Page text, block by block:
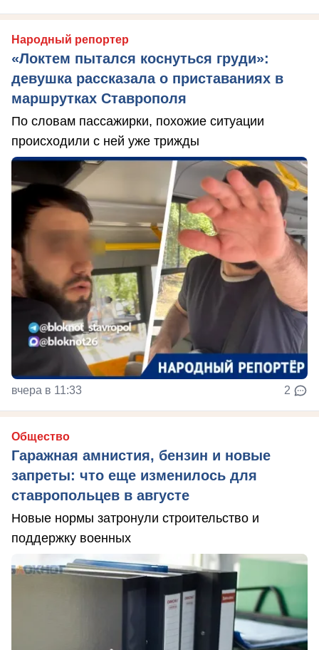
Народный репортер
«Локтем пытался коснуться груди»:
девушка рассказала о приставаниях в
маршрутках Ставрополя
По словам пассажирки, похожие ситуации
происходили с ней уже трижды
вчера в 11:33 2
Общество
Гаражная амнистия, бензин и новые
запреты: что еще изменилось для
ставропольцев в августе
Новые нормы затронули строительство и
поддержку военных